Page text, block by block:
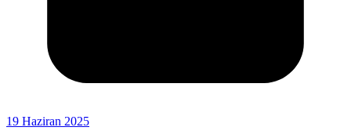
19 Haziran 2025